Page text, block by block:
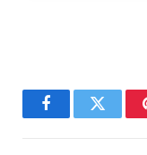
FacebookTwitter